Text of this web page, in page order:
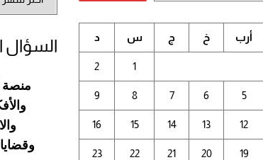
أرب خ ج س د
1
2
5
6
7
8
9
12
13
14
15
16
19
20
21
22
23
الموقع
السؤال
منصة